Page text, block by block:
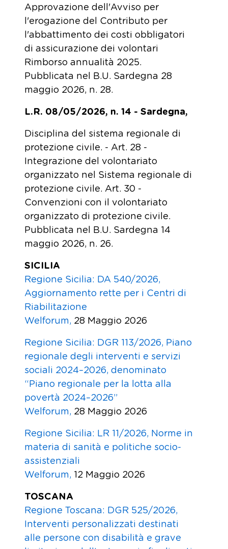
Approvazione dell'Avviso per
l'erogazione del Contributo per
l'abbattimento dei costi obbligatori
di assicurazione dei volontari
Rimborso annualità 2025.
Pubblicata nel B.U. Sardegna 28
maggio 2026, n. 28.
L.R. 08/05/2026, n. 14 - Sardegna,
Disciplina del sistema regionale di
protezione civile. - Art. 28 -
Integrazione del volontariato
organizzato nel Sistema regionale di
protezione civile. Art. 30 -
Convenzioni con il volontariato
organizzato di protezione civile.
Pubblicata nel B.U. Sardegna 14
maggio 2026, n. 26.
SICILIA
Regione Sicilia: DA 540/2026,
Aggiornamento rette per i Centri di
Riabilitazione
Welforum, 28 Maggio 2026
Regione Sicilia: DGR 113/2026, Piano
regionale degli interventi e servizi
sociali 2024–2026, denominato
“Piano regionale per la lotta alla
povertà 2024–2026”
Welforum, 28 Maggio 2026
Regione Sicilia: LR 11/2026, Norme in
materia di sanità e politiche socio-
assistenziali
Welforum, 12 Maggio 2026
TOSCANA
Regione Toscana: DGR 525/2026,
Interventi personalizzati destinati
alle persone con disabilità e grave